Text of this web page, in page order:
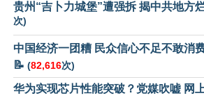
贵州“吉卜力城堡”遭强拆 揭中共地方
次)
中国经济一团糟 民众信心不足不敢消
📝 (82,616次)
华为实现芯片性能突破？党媒吹嘘 网